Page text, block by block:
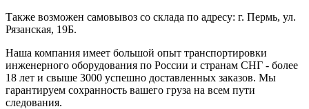
Также возможен самовывоз со склада по адресу: г. Пермь, ул.
Рязанская, 19Б.
Наша компания имеет большой опыт транспортировки
инженерного оборудования по России и странам СНГ - более
18 лет и свыше 3000 успешно доставленных заказов. Мы
гарантируем сохранность вашего груза на всем пути
следования.